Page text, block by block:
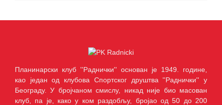
Планинарски клуб ''Раднички'' основан је 1949. године,
као један од клубова Спортског друштва ''Раднички'' у
Београду. У бројчаном смислу, никад није био масован
клуб, па је, како у ком раздобљу, бројао од 50 до 200